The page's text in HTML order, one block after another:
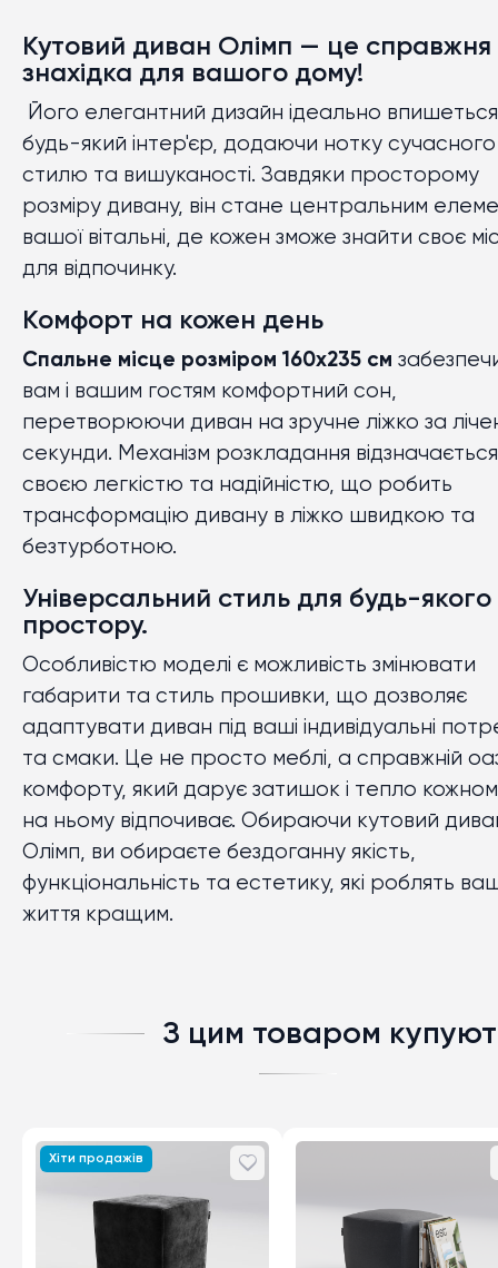
Кутовий диван Олімп — це справжня
знахідка для вашого дому!
Його елегантний дизайн ідеально
будь-який інтер'єр, додаючи нотку сучасного
стилю та вишуканості. Завдяки просторому
розміру дивану, він стане центральним
вашої вітальні, де кожен зможе знайти своє
для відпочинку.
Комфорт на кожен день
Спальне місце розміром 160х235 см
вам і вашим гостям комфортний сон,
перетворюючи диван на зручне ліжко за
секунди. Механізм розкладання відзначається
своєю легкістю та надійністю, що робить
трансформацію дивану в ліжко швидкою та
безтурботною.
Універсальний стиль для будь-якого
простору.
Особливістю моделі є можливість змінювати
габарити та стиль прошивки, що дозволяє
адаптувати диван під ваші індивідуальні
та смаки. Це не просто меблі, а справжній
комфорту, який дарує затишок і тепло
на ньому відпочиває. Обираючи кутовий
Олімп, ви обираєте бездоганну якість,
функціональність та естетику, які роблять
життя кращим.
З цим товаром
Хіти продажів